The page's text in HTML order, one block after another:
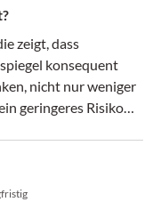
zeigt, dass
konsequent
nicht nur weniger
geringeres Risiko